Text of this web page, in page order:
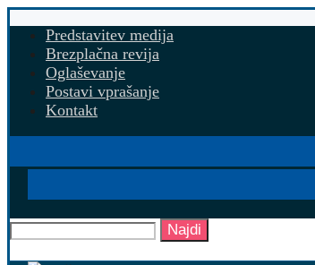
Predstavitev medija
Brezplačna revija
Oglaševanje
Postavi vprašanje
Kontakt
Najdi